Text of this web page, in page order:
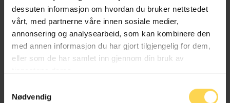
dessuten informasjon om hvordan du bruker nettstedet
vårt, med partnerne våre innen sosiale medier,
annonsering og analysearbeid, som kan kombinere den
med annen informasjon du har gjort tilgjengelig for dem,
eller som de har samlet inn gjennom din bruk av
Nødvendig
Imran Haider
Trygderett og pensjonsrett